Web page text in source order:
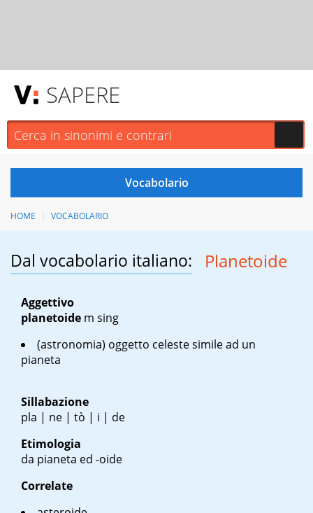
SAPERE
HOME VOCABOLARIO
Dal vocabolario italiano: Planetoide
Aggettivo
planetoide m sing
(astronomia) oggetto celeste simile ad un
pianeta
Sillabazione
pla | ne | tò | i | de
Etimologia
da pianeta ed -oide
Correlate